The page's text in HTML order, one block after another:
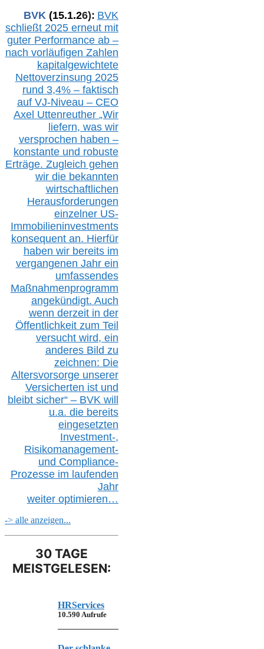
BVK (15.1.26): BVK
schließt 2025 erneut mit
guter Performance ab –
nach vorläufigen Zahlen
kapitalgewichtete
Nettoverzinsung 2025
rund 3,4% – faktisch
auf VJ-Niveau – CEO
Axel Uttenreuther „Wir
liefern, was wir
versprochen haben –
konstante und robuste
Erträge. Zugleich gehen
wir die bekannten
wirtschaftlichen
Herausforderungen
einzelner US-
Immobilieninvestments
konsequent an. Hierfür
haben wir bereits im
vergangenen Jahr ein
umfassendes
Maßnahmenprogramm
angekündigt. Auch
wenn derzeit in der
Öffentlichkeit zum Teil
versucht wird, ein
anderes Bild zu
zeichnen: Die
Altersvorsorge unserer
Versicherten ist und
bleibt sicher“ – BVK will
u.a. die bereits
eingesetzten
Investment-,
Risikomanagement-
und Compliance-
Prozesse im laufenden
Jahr
weiter optimieren…
-> alle anzeigen...
30 TAGE
MEISTGELESEN:
HRServices
10.590 Aufrufe